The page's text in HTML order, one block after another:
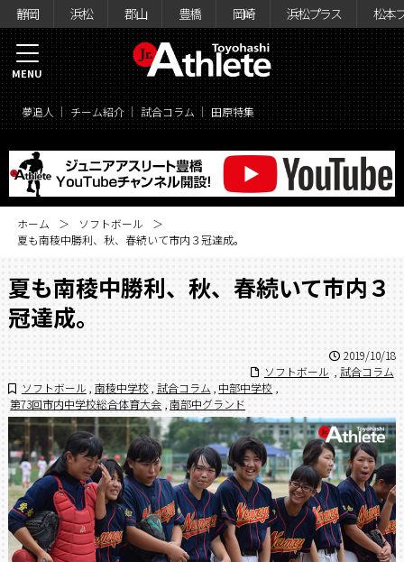
静岡 浜松 郡山 豊橋 岡崎 浜松プラス 松本
夢追人 チーム紹介 試合コラム 田原特集
MENU
ホーム
ソフトボール
夏も南稜中勝利、秋、春続いて市内３冠達成。
夏も南稜中勝利、秋、春続いて市内３
冠達成。
2019/10/18
ソフトボール
試合コラム
ソフトボール 南稜中学校 試合コラム 中部中学校
第73回市内中学校総合体育大会 南部中グランド